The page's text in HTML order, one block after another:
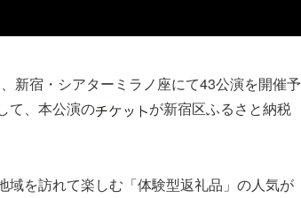
新宿・シアターミラノ座にて43公演を開催予
て、本公演の
が新宿区ふるさと納税
を訪れて楽しむ「体験型返礼品」の人気が